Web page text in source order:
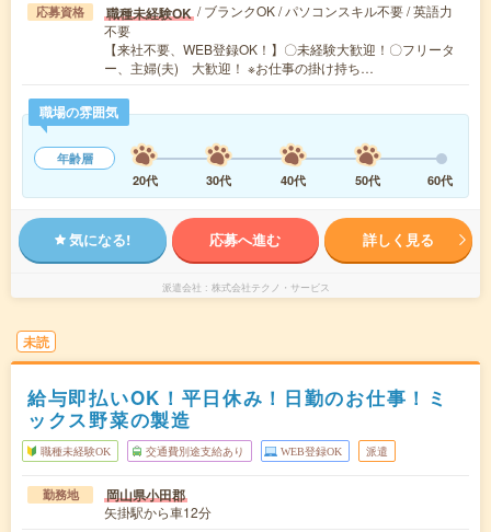
応募資格 職種未経験OK / ブランクOK / パソコンスキル不要 / 英語力
不要
【来社不要、WEB登録OK！】〇未経験大歓迎！〇フリータ
ー、主婦(夫) 大歓迎！ ※お仕事の掛け持ち…
職場の雰囲気
年齢層
20代
30代 40代 50代 60代
気になる! 応募へ進む 詳しく見る
派遣会社 株式会社テクノ・サービス
未読
給与即払いOK！平日休み！日勤のお仕事！ミ
ックス野菜の製造
職種未経験OK 交通費別途支給あり WEB登録OK 派遣
勤務地 岡山県小田郡
矢掛駅から車12分